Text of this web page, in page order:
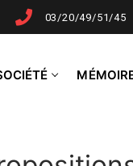
03/20/49/51/45